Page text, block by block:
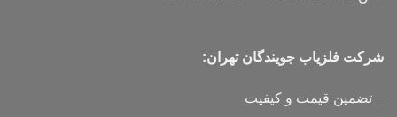
شرکت فلزیاب جویندگان تهران:
_ تضمین قیمت و کیفیت